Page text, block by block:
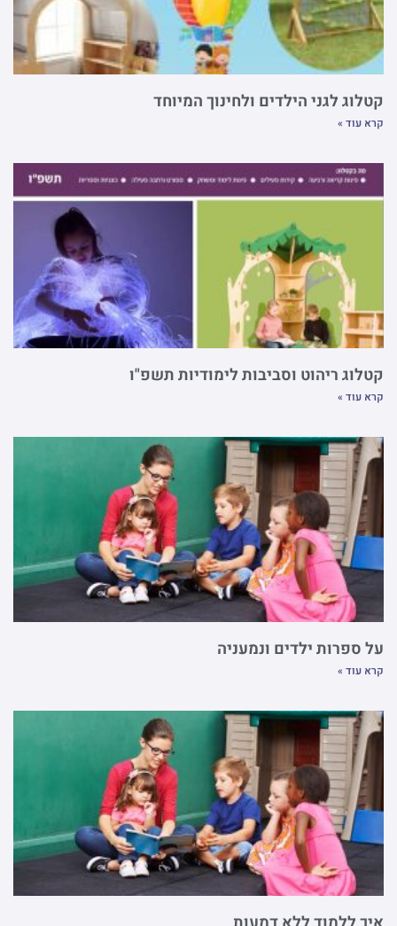
קטלוג לגני הילדים ולחינוך המיוחד
קרא עוד »
קטלוג ריהוט וסביבות לימודיות תשפ"ו
קרא עוד »
על ספרות ילדים ונמעניה
קרא עוד »